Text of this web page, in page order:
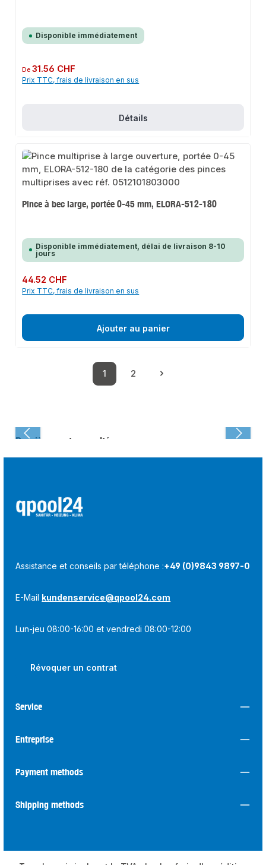
Disponible immédiatement
Prix régulier :
De31.56 CHF
Prix TTC, frais de livraison en sus
Détails
Pince à bec large, portée 0-45 mm, ELORA-512-180
Disponible immédiatement, délai de livraison 8-10
jours
Prix régulier :
44.52 CHF
Prix TTC, frais de livraison en sus
Ajouter au panier
Page
1
Page
2
Dernièrement consulté :
Assistance et conseils par téléphone :+49 (0)9843 9897-0
E-Mail kundenservice@qpool24.com
Lun-jeu 08:00-16:00 et vendredi 08:00-12:00
Révoquer un contrat
Service
Entreprise
Payment methods
Shipping methods